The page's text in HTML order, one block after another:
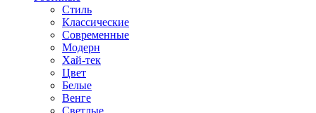
Стиль
Классические
Современные
Модерн
Хай-тек
Цвет
Белые
Венге
Светлые